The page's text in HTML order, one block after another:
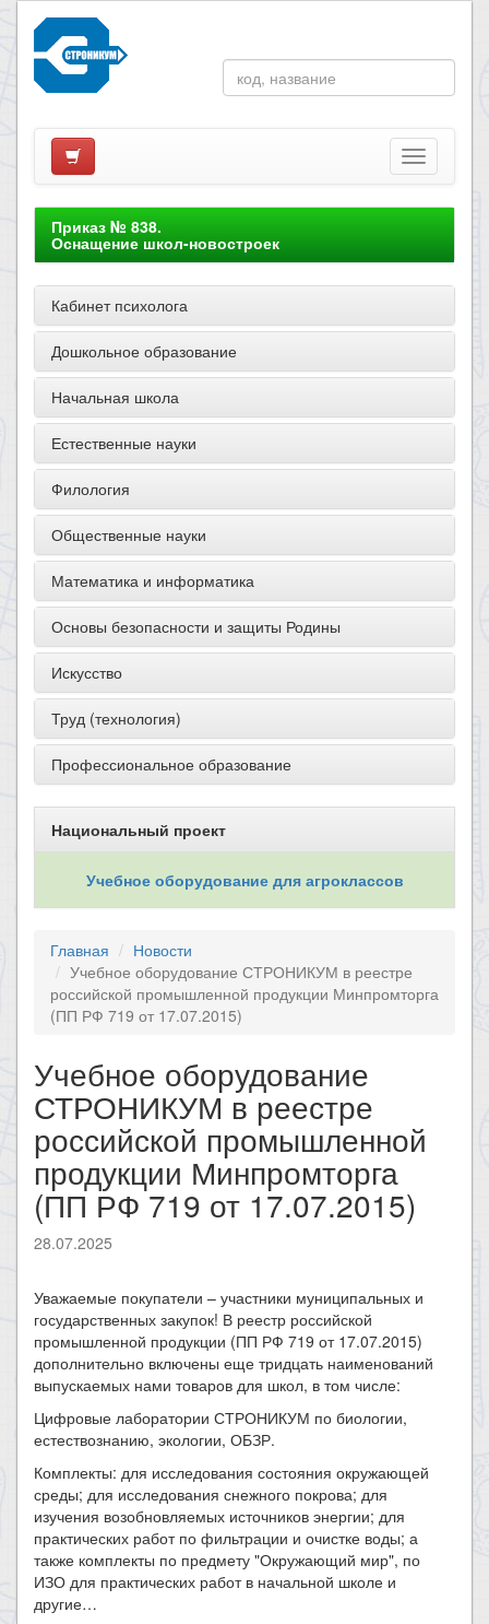
Приказ № 838.
Оснащение школ-новостроек
Кабинет психолога
Дошкольное образование
Начальная школа
Естественные науки
Филология
Общественные науки
Математика и информатика
Основы безопасности и защиты Родины
Искусство
Труд (технология)
Профессиональное образование
Национальный проект
Учебное оборудование для агроклассов
Главная
Новости
Учебное оборудование СТРОНИКУМ в реестре
российской промышленной продукции Минпромторга
(ПП РФ 719 от 17.07.2015)
Учебное оборудование
СТРОНИКУМ в реестре
российской промышленной
продукции Минпромторга
(ПП РФ 719 от 17.07.2015)
28.07.2025
Уважаемые покупатели – участники муниципальных и
государственных закупок! В реестр российской
промышленной продукции (ПП РФ 719 от 17.07.2015)
дополнительно включены еще тридцать наименований
выпускаемых нами товаров для школ, в том числе:
Цифровые лаборатории СТРОНИКУМ по биологии,
естествознанию, экологии, ОБЗР.
Комплекты: для исследования состояния окружающей
среды; для исследования снежного покрова; для
изучения возобновляемых источников энергии; для
практических работ по фильтрации и очистке воды; а
также комплекты по предмету "Окружающий мир", по
ИЗО для практических работ в начальной школе и
другие…